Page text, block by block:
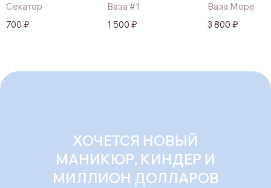
1 500 ₽
Ваза #1
3 800 ₽
Ваза Море
700 ₽
Секатор
ХОЧЕТСЯ НОВЫЙ
МАНИКЮР, КИНДЕР И
МИЛЛИОН ДОЛЛАРОВ